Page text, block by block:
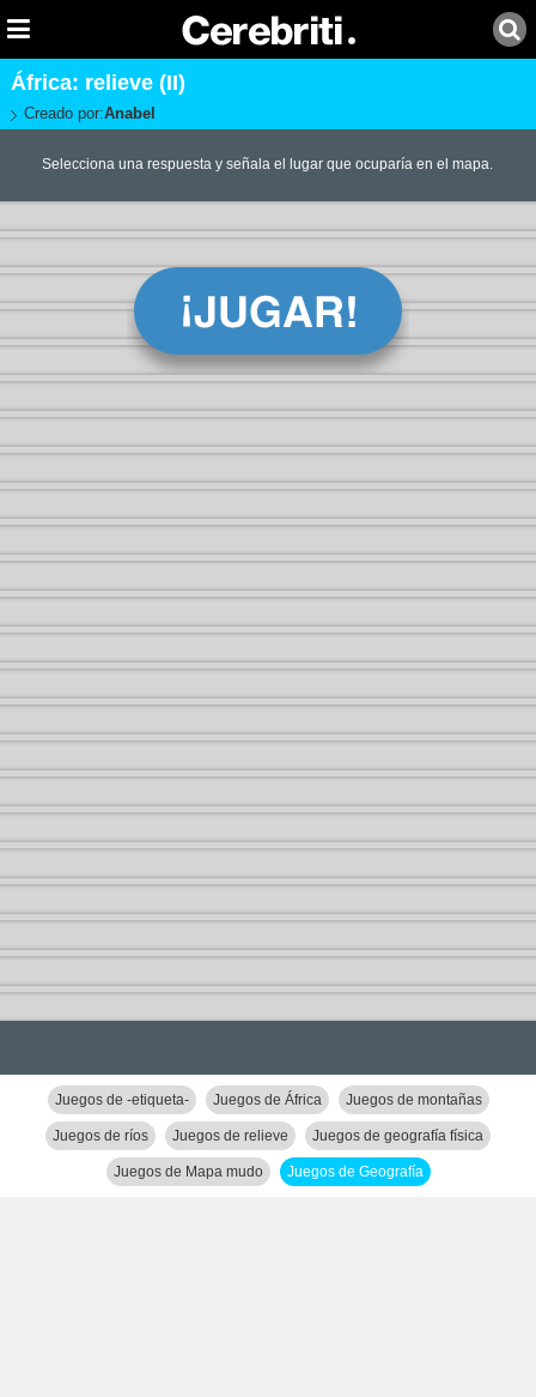
África: relieve (II)
Creado por:Anabel
Selecciona una respuesta y señala el lugar que ocuparía en el mapa.
Juegos de -etiqueta- Juegos de África Juegos de montañas
Juegos de ríos Juegos de relieve Juegos de geografía física
Juegos de Mapa mudo Juegos de Geografía